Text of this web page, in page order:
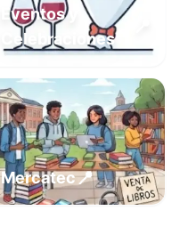
Eventos y
Celebraciones
Mercatec📍